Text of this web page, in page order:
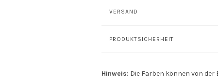
VERSAND
PRODUKTSICHERHEIT
Hinweis: Die Farben können von